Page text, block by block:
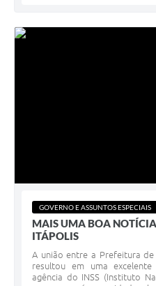
GOVERNO E ASSUNTOS ESPECIAIS
MAIS UMA BOA
ITÁPOLIS
A união entre a Prefeitura de
resultou em uma
agência do INSS (Instituto